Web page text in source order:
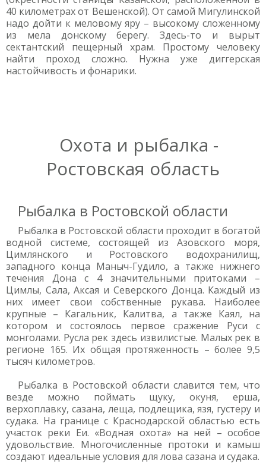
40 километрах от Вешенской). От самой Мигулинской
надо дойти к меловому яру – высокому сложенному
из мела донскому берегу. Здесь-то и вырыт
сектантский пещерный храм. Простому человеку
найти проход сложно. Нужна уже диггерская
настойчивость и фонарики.
Охота и рыбалка -
Ростовская область
Рыбалка в Ростовской области
Рыбалка в Ростовской области проходит в богатой
водной системе, состоящей из Азовского моря,
Цимлянского и Ростовского водохранилищ,
западного конца Маныч-Гудило, а также нижнего
течения Дона с 4 значительными притоками –
Цимлы, Сала, Аксая и Северского Донца. Каждый из
них имеет свои собственные рукава. Наиболее
крупные – Кагальник, Калитва, а также Каял, на
котором и состоялось первое сражение Руси с
монголами. Русла рек здесь извилистые. Малых рек в
регионе 165. Их общая протяженность – более 9,5
тысяч километров.
Рыбалка в Ростовской области славится тем, что
везде можно поймать щуку, окуня, ерша,
верхоплавку, сазана, леща, подлещика, язя, густеру и
судака. На границе с Краснодарской областью есть
участок реки Еи. «Водная охота» на ней – особое
удовольствие. Многочисленные протоки и камыш
создают идеальные условия для лова сазана и судака.